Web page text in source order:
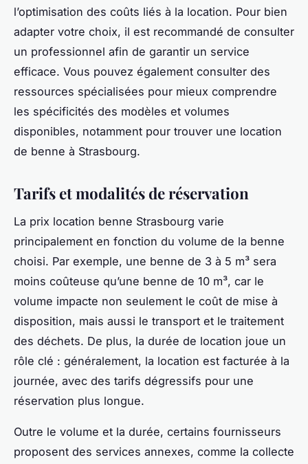
l’optimisation des coûts liés à la location. Pour bien
adapter votre choix, il est recommandé de consulter
un professionnel afin de garantir un service
efficace. Vous pouvez également consulter des
ressources spécialisées pour mieux comprendre
les spécificités des modèles et volumes
disponibles, notamment pour trouver une location
de benne à Strasbourg.
Tarifs et modalités de réservation
La prix location benne Strasbourg varie
principalement en fonction du volume de la benne
choisi. Par exemple, une benne de 3 à 5 m³ sera
moins coûteuse qu’une benne de 10 m³, car le
volume impacte non seulement le coût de mise à
disposition, mais aussi le transport et le traitement
des déchets. De plus, la durée de location joue un
rôle clé : généralement, la location est facturée à la
journée, avec des tarifs dégressifs pour une
réservation plus longue.
Outre le volume et la durée, certains fournisseurs
proposent des services annexes, comme la collecte